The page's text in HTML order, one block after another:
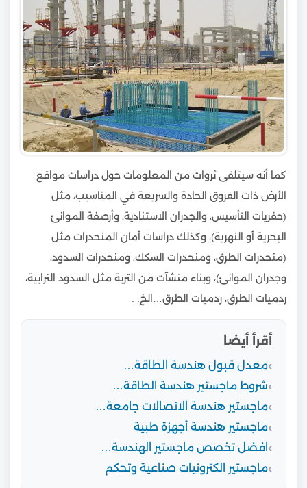
كما أنه سيتلقى ثروات من المعلومات حول دراسات مواقع
الأرض ذات الفروق الحادة والسريعة في المناسيب، مثل
(حفريات التأسيس، والجدران الاستنادية، وأرصفة الموانئ
البحرية أو النهرية)، وكذلك دراسات أمان المنحدرات مثل
(منحدرات الطرق، ومنحدرات السكك، ومنحدرات السدود،
وجدران الموانئ)، وبناء منشآت من التربة مثل السدود الترابية،
ردميات الطرق، ردميات الطرق…الخ. .
أقرأ أيضا
معدل قبول هندسة الطاقة…
شروط ماجستير هندسة الطاقة…
ماجستير هندسة الاتصالات جامعة…
ماجستير هندسة أجهزة طبية
افضل تخصص ماجستير الهندسة…
ماجستير الكترونيات صناعية وتحكم